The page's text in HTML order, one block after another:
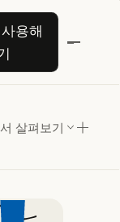
용해
Claude 사용해 보기
살펴보기
로